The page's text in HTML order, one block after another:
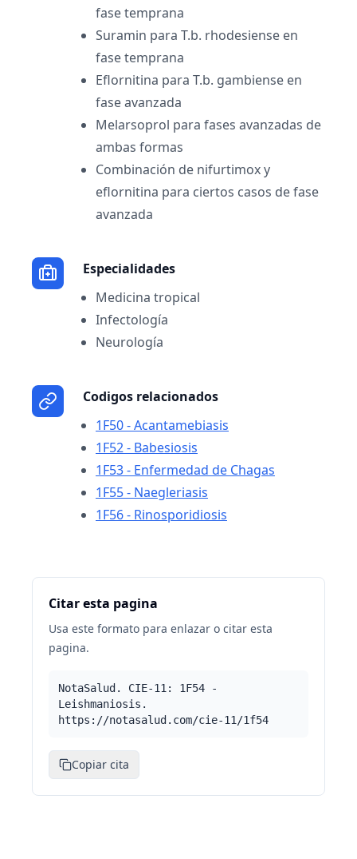
fase temprana
Suramin para T.b. rhodesiense en
fase temprana
Eflornitina para T.b. gambiense en
fase avanzada
Melarsoprol para fases avanzadas de
ambas formas
Combinación de nifurtimox y
eflornitina para ciertos casos de fase
avanzada
Especialidades
Medicina tropical
Infectología
Neurología
Codigos relacionados
1F50 - Acantamebiasis
1F52 - Babesiosis
1F53 - Enfermedad de Chagas
1F55 - Naegleriasis
1F56 - Rinosporidiosis
Citar esta pagina
Usa este formato para enlazar o citar esta
pagina.
NotaSalud. CIE-11: 1F54 -
Leishmaniosis.
https://notasalud.com/cie-11/1f54
Copiar cita